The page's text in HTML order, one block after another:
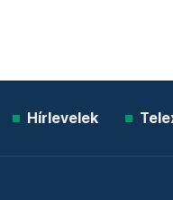
Hírlevelek